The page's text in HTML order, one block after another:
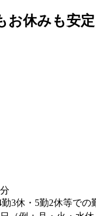
お休みも安
3休・5勤2休等での